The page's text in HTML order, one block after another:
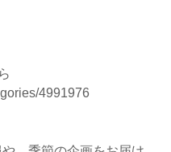
4991976